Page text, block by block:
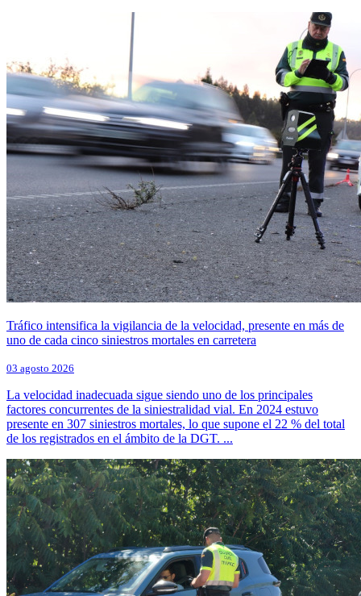
Tráfico intensifica la vigilancia de la velocidad, presente en más de
uno de cada cinco siniestros mortales en carretera
03 agosto 2026
La velocidad inadecuada sigue siendo uno de los principales
factores concurrentes de la siniestralidad vial. En 2024 estuvo
presente en 307 siniestros mortales, lo que supone el 22 % del total
de los registrados en el ámbito de la DGT. ...